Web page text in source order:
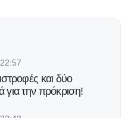
και δύο
για την πρόκριση!